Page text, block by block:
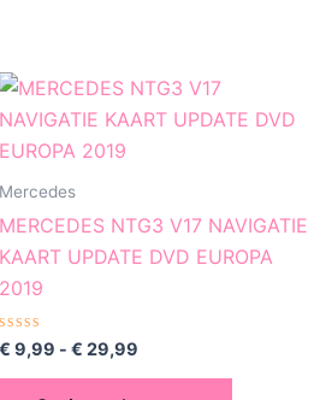
Mercedes
MERCEDES NTG3 V17 NAVIGATIE
KAART UPDATE DVD EUROPA
2019
Gewaardeerd
uit
€ 9,99 - € 29,99
Prijsklasse:
tot
product